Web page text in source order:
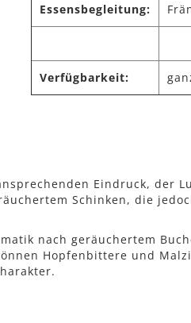
Essensbegleitung:
Verfügbarkeit:
Eindruck, der
Schinken, die
nach geräuchertem
Hopfenbittere und